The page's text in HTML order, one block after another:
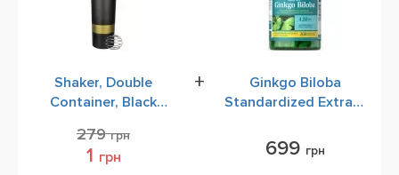
Shaker, Double
Container, Black
279грн
1 грн
+
Ginkgo Biloba
Standardized Extract
release softgels
699 грн